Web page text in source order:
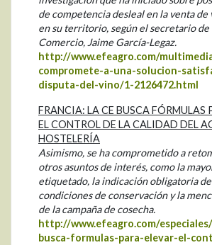
de competencia desleal en la venta
en su territorio, según el secretario de
Comercio, Jaime García-Legaz.
http://www.efeagro.com/
compromete-a-una-solucion-
disputa-del-vino/1-2126472.html
FRANCIA: LA CE BUSCA FÓRMULAS
EL CONTROL DE LA CALIDAD DEL
HOSTELERÍA
Asimismo, se ha comprometido a
otros asuntos de interés, como la
etiquetado, la indicación obligatoria de
condiciones de conservación y la
de la campaña de cosecha.
http://www.efeagro.com/
busca-formulas-para-elevar-el-